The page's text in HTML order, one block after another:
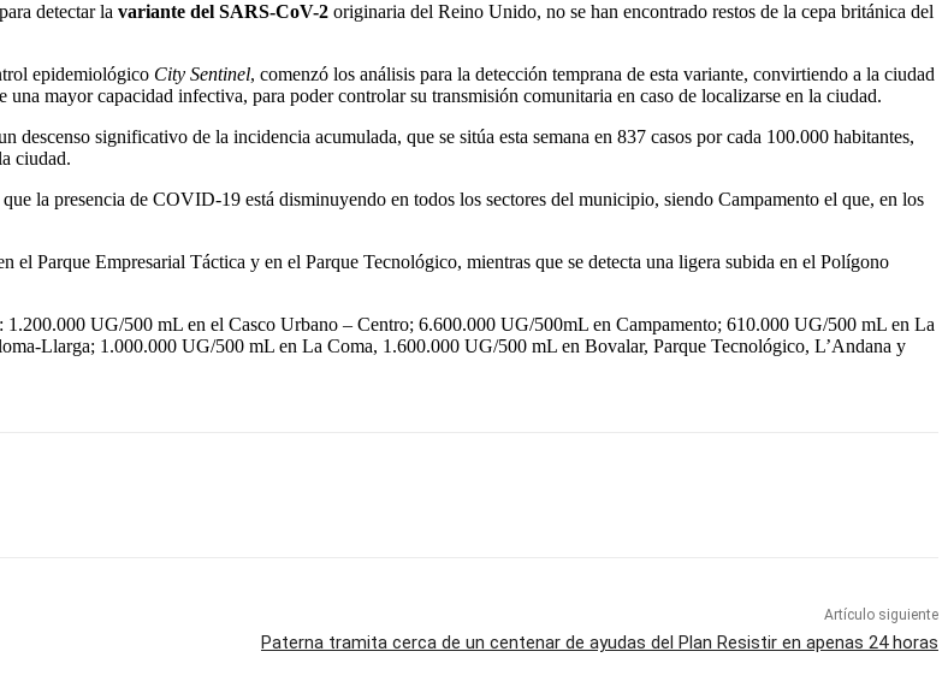
detectar la variante del SARS-CoV-2 originaria del Reino Unido, no se han encontrado restos de la cepa británica del
epidemiológico City Sentinel, comenzó los análisis para la detección temprana de esta variante, convirtiendo a la ciudad
mayor capacidad infectiva, para poder controlar su transmisión comunitaria en caso de localizarse en la ciudad.
significativo de la incidencia acumulada, que se sitúa esta semana en 837 casos por cada 100.000 habitantes,
ciudad.
la presencia de COVID-19 está disminuyendo en todos los sectores del municipio, siendo Campamento el que, en los
el Parque Empresarial Táctica y en el Parque Tecnológico, mientras que se detecta una ligera subida en el Polígono
1.200.000 UG/500 mL en el Casco Urbano – Centro; 6.600.000 UG/500mL en Campamento; 610.000 UG/500 mL en La
Llarga; 1.000.000 UG/500 mL en La Coma, 1.600.000 UG/500 mL en Bovalar, Parque Tecnológico, L’Andana y
Artículo siguiente
Paterna tramita cerca de un centenar de ayudas del Plan Resistir en apenas 24 horas